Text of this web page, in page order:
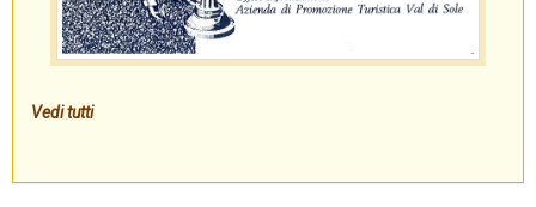
Vedi tutti